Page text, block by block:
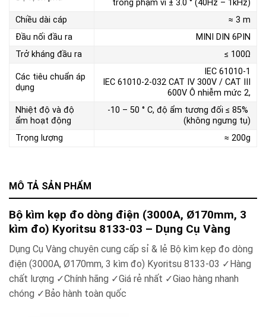
MÔ TẢ SẢN PHẨM
Bộ kìm kẹp đo dòng điện (3000A, Ø170mm, 3
kìm đo) Kyoritsu 8133-03 – Dụng Cụ Vàng
Dụng Cụ Vàng chuyên cung cấp sỉ & lẻ Bộ kìm kẹp đo dòng
điện (3000A, Ø170mm, 3 kìm đo) Kyoritsu 8133-03 ✓Hàng
chất lượng ✓Chính hãng ✓Giá rẻ nhất ✓Giao hàng nhanh
chóng ✓Bảo hành toàn quốc
trong phạm vi ± 3.0 ° (40Hz – 1kHz)
Chiều dài cáp
≈ 3 m
Đầu nối đầu ra
MINI DIN 6PIN
Trở kháng đầu ra
≤ 100Ω
Các tiêu chuẩn áp
dụng
IEC 61010-1
IEC 61010-2-032 CAT IV 300V / CAT III
600V Ô nhiễm mức 2,
Nhiệt độ và độ
ẩm hoạt động
-10 – 50 ° C, độ ẩm tương đối ≤ 85%
(không ngưng tụ)
Trọng lượng
≈ 200g